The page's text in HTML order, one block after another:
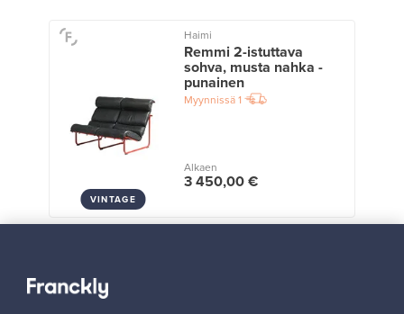
VINTAGE
Haimi
Remmi 2-istuttava
sohva, musta nahka -
punainen
Myynnissä1
Alkaen
3 450,00 €